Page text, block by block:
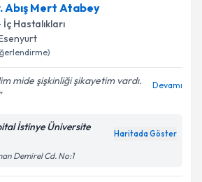
Abış Mert Atabey
Hastalıkları
mide şişkinliği şikayetim vardı.
Devamı
İstinye Üniversite
Haritada Göster
Demirel Cd. No:1